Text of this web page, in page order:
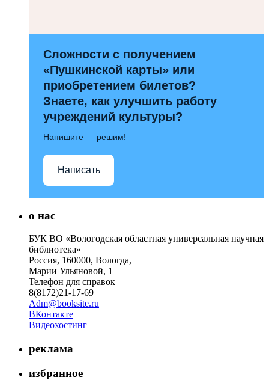
Сложности с получением
«Пушкинской карты» или
приобретением билетов?
Знаете, как улучшить работу
учреждений культуры?
Напишите — решим!
Написать
о нас
БУК ВО «Вологодская областная универсальная научная
библиотека»
Россия, 160000, Вологда,
Марии Ульяновой, 1
Телефон для справок –
8(8172)21-17-69
Adm@booksite.ru
ВКонтакте
Видеохостинг
реклама
избранное